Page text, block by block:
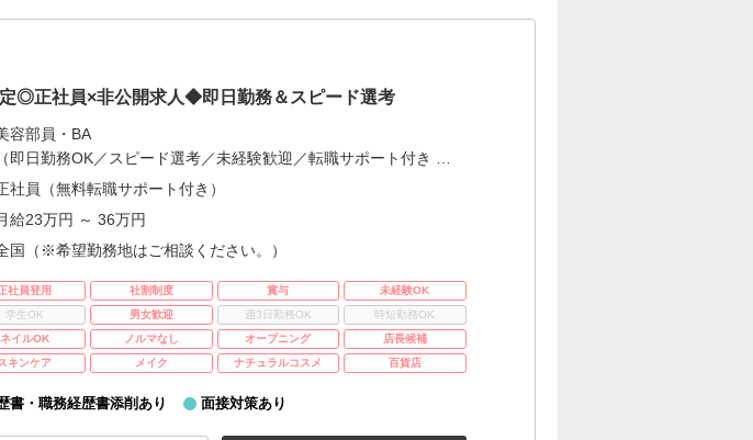
◎正社員×非公開求人◆即日勤務＆スピード選考
容部員・BA
（即日勤務OK／スピード選考／未経験歓迎／転職サポート付き …
社員（無料転職サポート付き）
給23万円 ～ 36万円
国（※希望勤務地はご相談ください。）
社員登用 社割制度 賞与
未経験OK
学生OK
男女歓迎 週3日勤務OK
時短勤務OK
ネイルOK
ノルマなし オープニング
店長候補
キンケア
メイク ナチュラルコスメ 百貨店
書・職務経歴書添削あり 面接対策あり